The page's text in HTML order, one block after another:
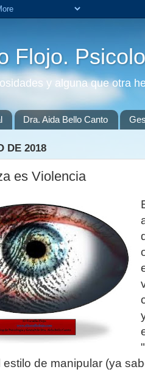
Flojo.
y alguna que otra
Dra. Aida Bello Canto
DE 2018
es Violencia
estilo de manipular (ya